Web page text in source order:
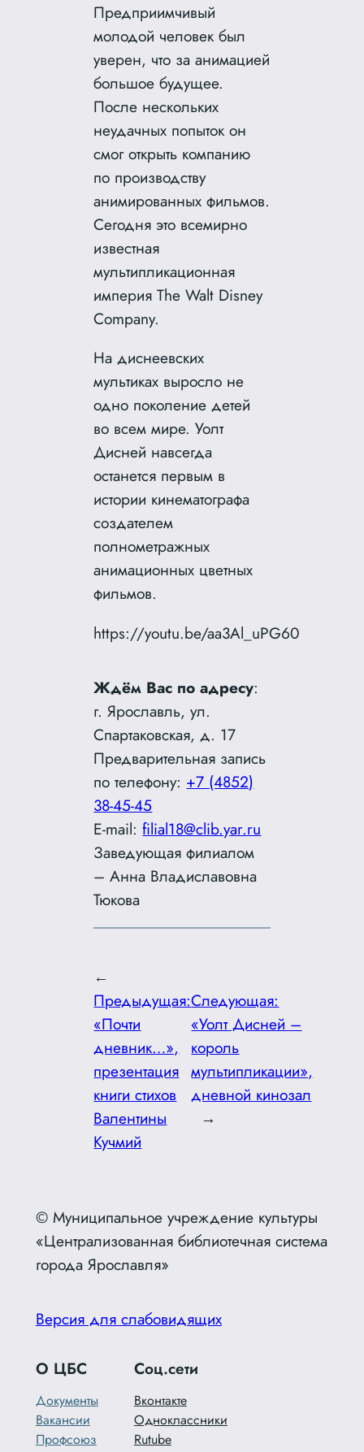
Предприимчивый
молодой человек был
уверен, что за анимацией
большое будущее.
После нескольких
неудачных попыток он
смог открыть компанию
по производству
анимированных фильмов.
Сегодня это всемирно
известная
мультипликационная
империя The Walt Disney
Company.
На диснеевских
мультиках выросло не
одно поколение детей
во всем мире. Уолт
Дисней навсегда
останется первым в
истории кинематографа
создателем
полнометражных
анимационных цветных
фильмов.
https://youtu.be/aa3Al_uPG60
Ждём Вас по адресу:
г. Ярославль, ул.
Спартаковская, д. 17
Предварительная запись
по телефону: +7 (4852)
38-45-45
E-mail:filial18@clib.yar.ru
Заведующая филиалом
– Анна Владиславовна
Тюкова
←
Предыдущая:
«Почти
дневник…»,
презентация
книги стихов
Валентины
Кучмий
Следующая:
«Уолт Дисней –
король
мультипликации»,
дневной кинозал
→
© Муниципальное учреждение культуры
«Централизованная библиотечная система
города Ярославля»
Версия для слабовидящих
О ЦБС
Документы
Вакансии
Профсоюз
Соц.сети
Вконтакте
Одноклассники
Rutube